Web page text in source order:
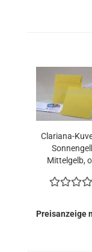
Clariana-
Mittelgelb,
Preisanzeige